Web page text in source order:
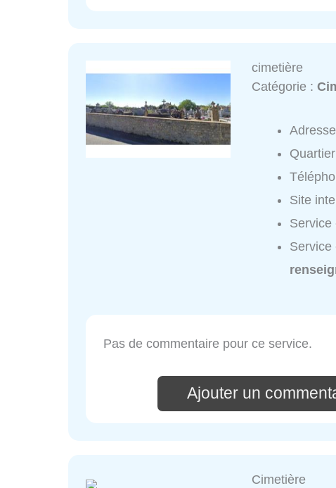
cimetière
Catégorie :
Site
Service
Service
Pas de commentaire pour ce service.
Ajouter un
Cimetière